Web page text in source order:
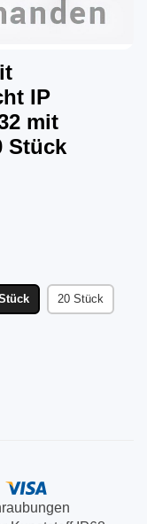
IP
mit
Stück
20 Stück